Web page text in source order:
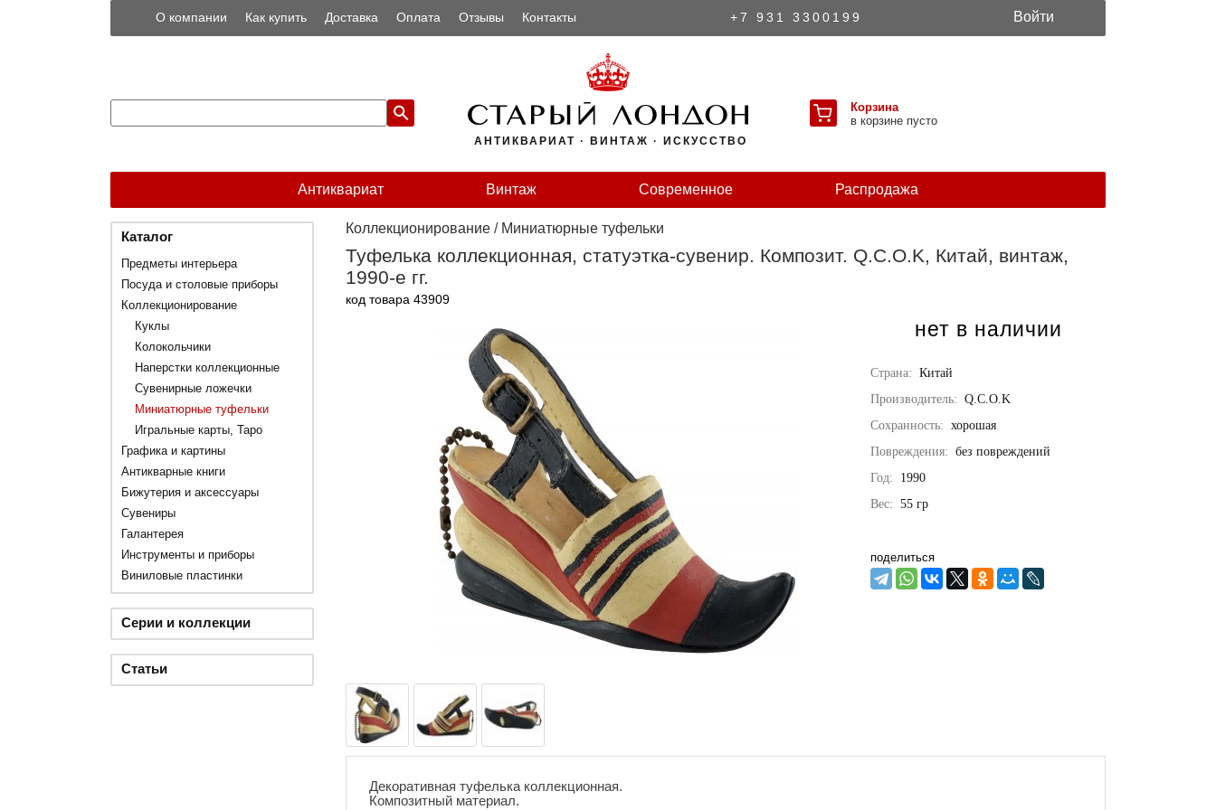
О компании Как купить Доставка Оплата Отзывы Контакты +7 931 3300199 Войти
АНТИКВАРИАТ · ВИНТАЖ · ИСКУССТВО
Корзина
в корзине пусто
Антиквариат Винтаж Современное Распродажа
Каталог
Предметы интерьера
Посуда и столовые приборы
Коллекционирование
Куклы
Колокольчики
Наперстки коллекционные
Сувенирные ложечки
Миниатюрные туфельки
Игральные карты, Таро
Графика и картины
Антикварные книги
Бижутерия и аксессуары
Сувениры
Галантерея
Инструменты и приборы
Виниловые пластинки
Серии и коллекции
Статьи
Коллекционирование / Миниатюрные туфельки
Туфелька коллекционная, статуэтка-сувенир. Композит. Q.C.O.K, Китай, винтаж,
1990-е гг.
код товара 43909
нет в наличии
Страна: Китай
Производитель: Q.C.O.K
Сохранность: хорошая
Повреждения: без повреждений
Год: 1990
Вес: 55 гр
поделиться
Декоративная туфелька коллекционная.
Композитный материал.